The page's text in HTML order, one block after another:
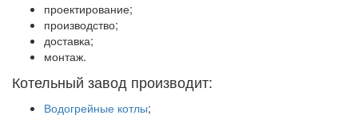
проектирование;
производство;
доставка;
монтаж.
Котельный завод производит:
Водогрейные котлы;